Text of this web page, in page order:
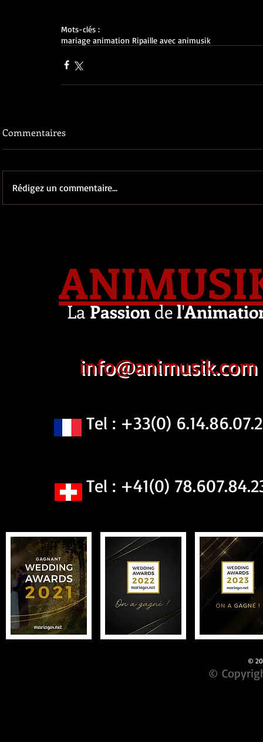
Mots-clés :
mariage animation Ripaille avec animusik
Commentaires
Rédigez un commentaire...
LaPassiondel'
info@animusik.com
Tel : +33(0)
Tel : +41(0)
©
©